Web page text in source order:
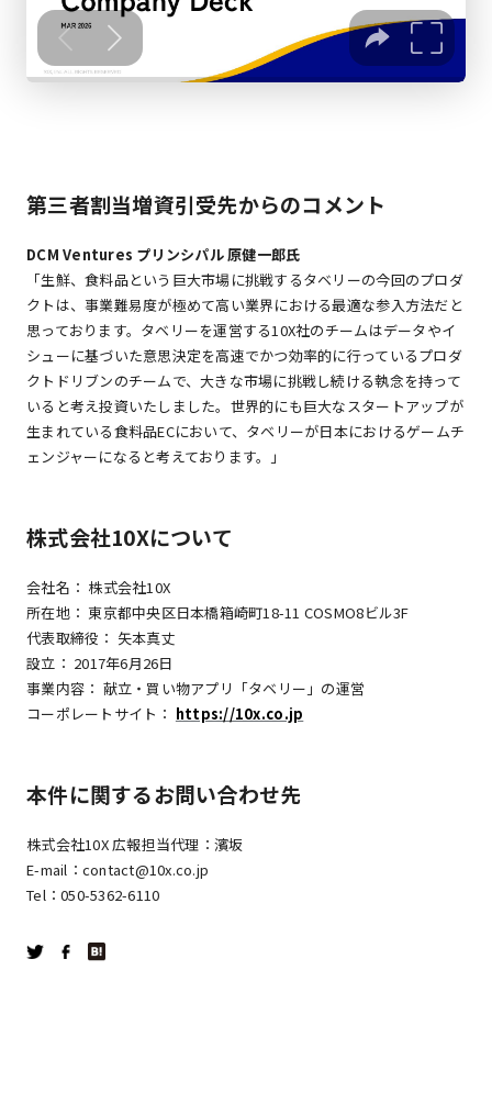
第三者割当増資引受先からのコメント
DCM Ventures プリンシパル 原健一郎氏
「生鮮、食料品という巨大市場に挑戦するタベリーの今回のプロダ
クトは、事業難易度が極めて高い業界における最適な参入方法だと
思っております。タベリーを運営する10X社のチームはデータやイ
シューに基づいた意思決定を高速でかつ効率的に行っているプロダ
クトドリブンのチームで、大きな市場に挑戦し続ける執念を持って
いると考え投資いたしました。世界的にも巨大なスタートアップが
生まれている食料品ECにおいて、タベリーが日本におけるゲームチ
ェンジャーになると考えております。」
株式会社10Xについて
会社名： 株式会社10X
所在地： 東京都中央区日本橋箱崎町18-11 COSMO8ビル3F
代表取締役： 矢本真丈
設立： 2017年6月26日
事業内容： 献立・買い物アプリ「タベリー」の運営
コーポレートサイト： https://10x.co.jp
本件に関するお問い合わせ先
株式会社10X 広報担当代理：濱坂
E-mail：contact@10x.co.jp
Tel：050-5362-6110